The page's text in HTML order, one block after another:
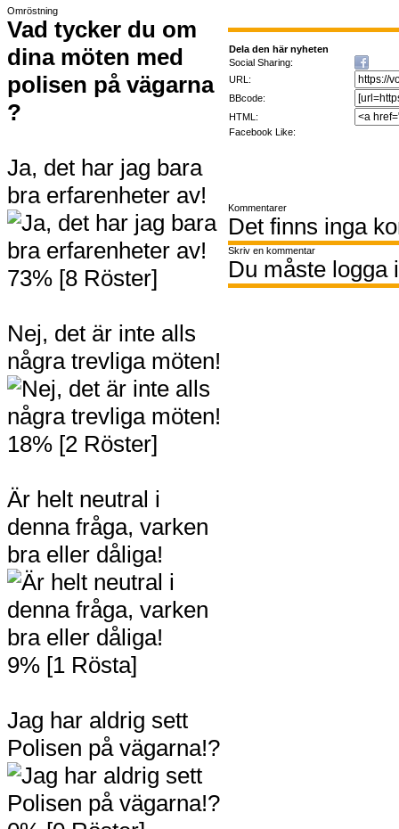
Omröstning
Vad tycker du om
dina möten med
polisen på vägarna
?
Ja, det har jag bara
bra erfarenheter av!
73% [8 Röster]
Nej, det är inte alls
några trevliga möten!
18% [2 Röster]
Är helt neutral i
denna fråga, varken
bra eller dåliga!
9% [1 Rösta]
Jag har aldrig sett
Polisen på vägarna!?
Dela den här nyheten
Social Sharing:
URL:
BBcode:
HTML:
Facebook Like:
Kommentarer
Det finns inga
Skriv en kommentar
Du måste logga